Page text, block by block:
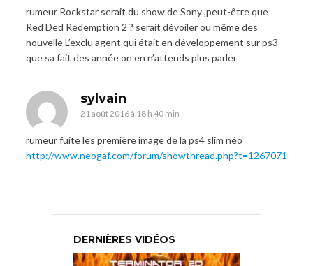
rumeur Rockstar serait du show de Sony ,peut-être que
Red Ded Redemption 2 ? serait dévoiler ou même des
nouvelle L’exclu agent qui était en développement sur ps3
que sa fait des année on en n’attends plus parler
sylvain
21 août 2016 à 18 h 40 min
rumeur fuite les première image de la ps4 slim néo
http://www.neogaf.com/forum/showthread.php?t=1267071
DERNIÈRES VIDÉOS